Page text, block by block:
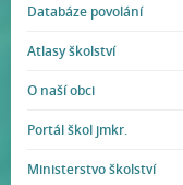
Databáze povolání
Atlasy školství
O naší obci
Portál škol jmkr.
Ministerstvo školství